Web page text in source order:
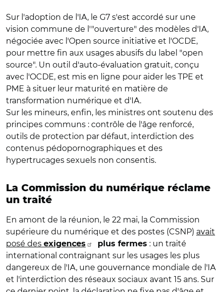
Sur l'adoption de l'IA, le G7 s'est accordé sur une
vision commune de l'"ouverture" des modèles d'IA,
négociée avec l'Open source initiative et l'OCDE,
pour mettre fin aux usages abusifs du label "open
source". Un outil d'auto-évaluation gratuit, conçu
avec l'OCDE, est mis en ligne pour aider les TPE et
PME à situer leur maturité en matière de
transformation numérique et d'IA.
Sur les mineurs, enfin, les ministres ont soutenu des
principes communs : contrôle de l'âge renforcé,
outils de protection par défaut, interdiction des
contenus pédopornographiques et des
hypertrucages sexuels non consentis.
La Commission du numérique réclame
un traité
En amont de la réunion, le 22 mai, la Commission
supérieure du numérique et des postes (CSNP) avait
posé des exigences plus fermes : un traité
international contraignant sur les usages les plus
dangereux de l'IA, une gouvernance mondiale de l'IA
et l'interdiction des réseaux sociaux avant 15 ans. Sur